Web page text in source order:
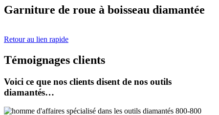
Garniture de roue à boisseau diamantée
Retour au lien rapide
Témoignages clients
Voici ce que nos clients disent de nos outils
diamantés…